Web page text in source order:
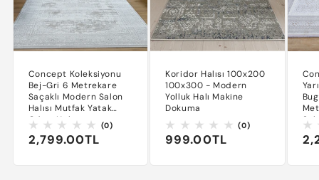
Concept Koleksiyonu
Bej-Gri 6 Metrekare
Saçaklı Modern Salon
Halısı Mutfak Yatak
Odası Halısı
(0)0
Normal
2,799.00TL
Koridor Halısı 100x200
100x300 - Modern
Yolluk Halı Makine
Dokuma
(0)0
Normal
999.00TL